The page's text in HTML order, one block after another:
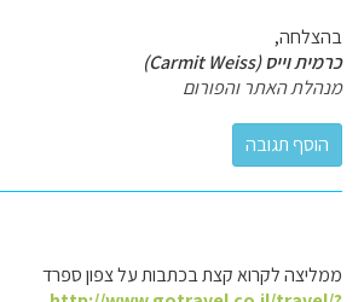
בהצלחה,
כרמית וייס (Carmit Weiss)
מנהלת האתר והפורום
ממליצה לקרוא קצת בכתבות על צפון ספרד